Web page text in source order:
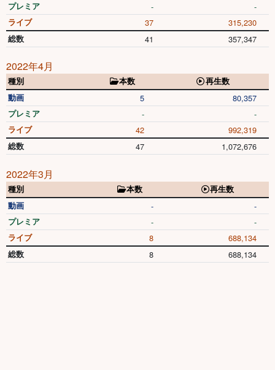
プレミア - -
ライブ 37 315,230
総数 41 357,347
2022年4月
種別 本数
再生数
動画
5 80,357
プレミア - -
ライブ 42 992,319
総数 47 1,072,676
2022年3月
種別 本数
再生数
動画
- -
プレミア - -
ライブ 8 688,134
総数 8 688,134